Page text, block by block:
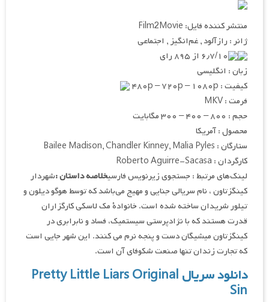
منتشر کننده فایل: Film2Movie
ژانر : رازآلود , غم‌انگیز , اجتماعی
۶٫۷/۱۰ از ۸۹۵ رای
زبان : انگلیسی
کیفیت : ۴۸۰p – ۷۲۰p – ۱۰۸۰p
فرمت : MKV
حجم : ۸۰۰ – ۴۰۰ – ۳۰۰ مگابایت
محصول : آمریکا
ستارگان : Bailee Madison, Chandler Kinney, Malia Pyles
کارگردان : Roberto Aguirre-Sacasa
لینک‌های مرتبط : جستجوی زیرنویس فارسیخلاصه داستان :شهردار
کینگزتاون ، نام سریالی جنایی و مهیج می‌باشد که توسط هوگو دیلون و
تیلور شریدان ساخته شده است. خانوادۀ مک لاسکی کارگزاران
قدرت هستند که با نژادپرستی سیستمیک، فساد و نابرابری در
کینگزتاون میشیگان دست و پنجه نرم می کنند. این شهر جایی است
که تجارت زندان تنها صنعت شکوفای آن است.
دانلود سریال Pretty Little Liars Original
Sin